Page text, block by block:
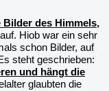
des Himmels,
Hiob war ein sehr
schon Bilder, auf
steht geschrieben:
und hängt die
glaubten die